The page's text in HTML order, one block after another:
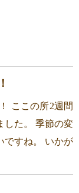
ここの所2週間
した。 季節の変
ですね。 いかが